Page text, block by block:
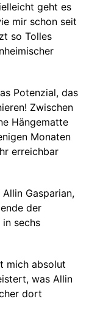
geht es
mir schon seit
so Tolles
Potenzial, das
Zwischen
Hängematte
Monaten
erreichbar
Gasparian,
der
sechs
mich absolut
was Allin
dort